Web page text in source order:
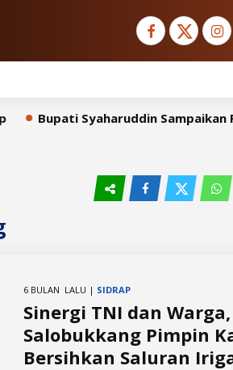
Bupati Syaharuddin Sampaikan
6 BULAN LALU | SIDRAP
​Sinergi TNI dan
Salobukkang Pimpin
Bersihkan Saluran